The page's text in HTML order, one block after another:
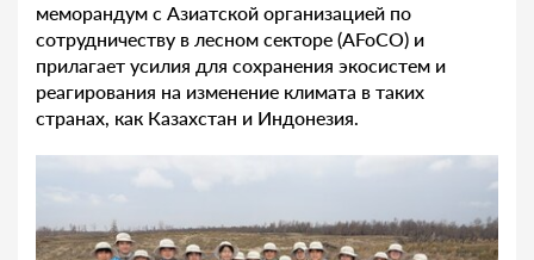
меморандум с Азиатской организацией по
сотрудничеству в лесном секторе (AFoCO) и
прилагает усилия для сохранения экосистем и
реагирования на изменение климата в таких
странах, как Казахстан и Индонезия.